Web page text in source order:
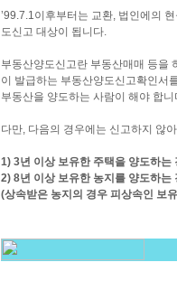
’99.7.1이후부터는 교환, 법인에의
도신고 대상이 됩니다.
부동산양도신고란 부동산매매 등을
이 발급하는 부동산양도신고확인서
부동산을 양도하는 사람이 해야 합니
다만, 다음의 경우에는 신고하지 않
1) 3년 이상 보유한 주택을 양도하는
2) 8년 이상 보유한 농지를 양도하는
(상속받은 농지의 경우 피상속인 보